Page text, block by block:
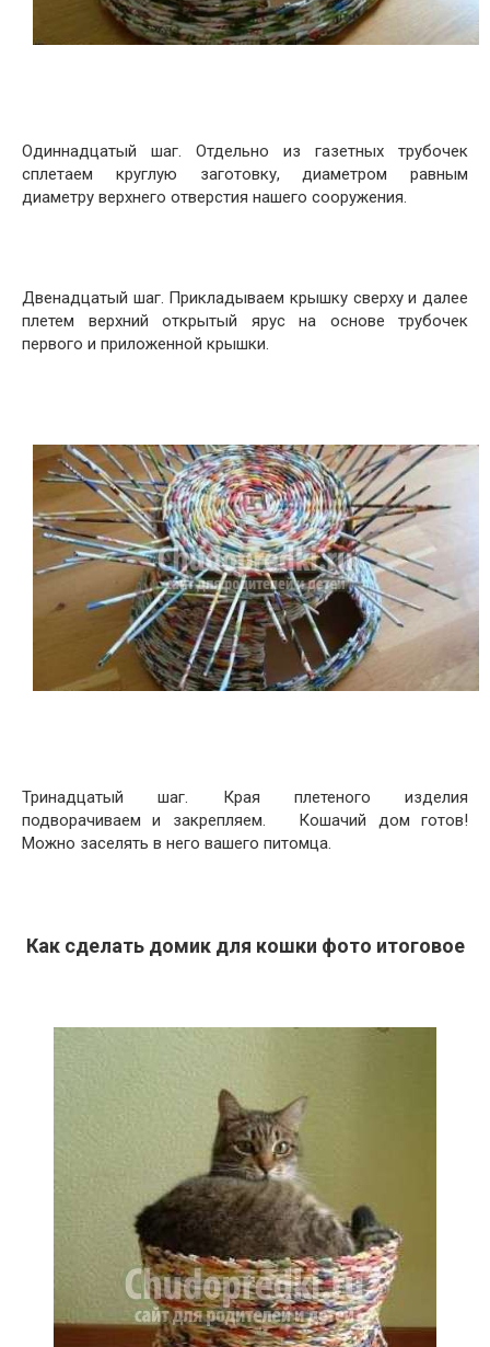
Одиннадцатый шаг. Отдельно из газетных трубочек
сплетаем круглую заготовку, диаметром равным
диаметру верхнего отверстия нашего сооружения.
Двенадцатый шаг. Прикладываем крышку сверху и далее
плетем верхний открытый ярус на основе трубочек
первого и приложенной крышки.
Тринадцатый шаг. Края плетеного изделия
подворачиваем и закрепляем. Кошачий дом готов!
Можно заселять в него вашего питомца.
Как сделать домик для кошки фото итоговое